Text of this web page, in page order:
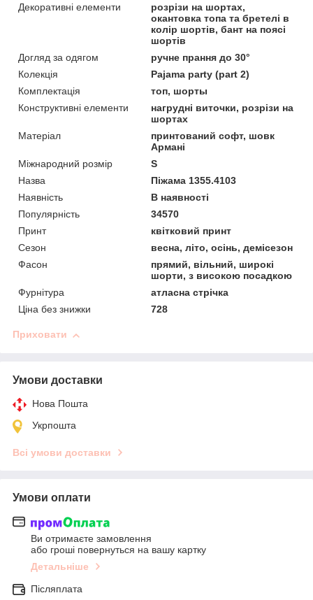
Декоративні елементи
розрізи на шортах,
окантовка топа та бретелі в
колір шортів, бант на поясі
шортів
Догляд за одягом
ручне прання до 30°
Колекція
Pajama party (part 2)
Комплектація
топ, шорты
Конструктивні елементи
нагрудні виточки, розрізи на
шортах
Матеріал
принтований софт, шовк
Армані
Міжнародний розмір
S
Назва
Піжама 1355.4103
Наявність
В наявності
Популярність
34570
Принт
квітковий принт
Сезон
весна, літо, осінь, демісезон
Фасон
прямий, вільний, широкі
шорти, з високою посадкою
Фурнітура
атласна стрічка
Ціна без знижки
728
Приховати
Умови доставки
Нова Пошта
Укрпошта
Всі умови доставки
Умови оплати
Ви отримаєте замовлення
або гроші повернуться на вашу картку
Детальніше
Післяплата